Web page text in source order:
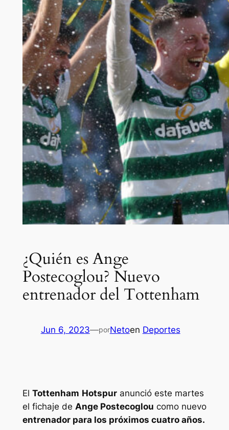
¿Quién es Ange
Postecoglou? Nuevo
entrenador del Tottenham
Jun 6, 2023—porNetoen Deportes
El Tottenham Hotspuranunció este martes
el fichaje de Ange Postecoglou como nuevo
entrenador para los próximos cuatro años.